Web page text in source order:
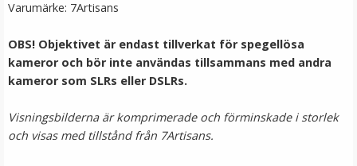
Varumärke: 7Artisans
OBS! Objektivet är endast tillverkat för spegellösa
kameror och bör inte användas tillsammans med andra
kameror som SLRs eller DSLRs.
Visningsbilderna är komprimerade och förminskade i storlek
och visas med tillstånd från 7Artisans.